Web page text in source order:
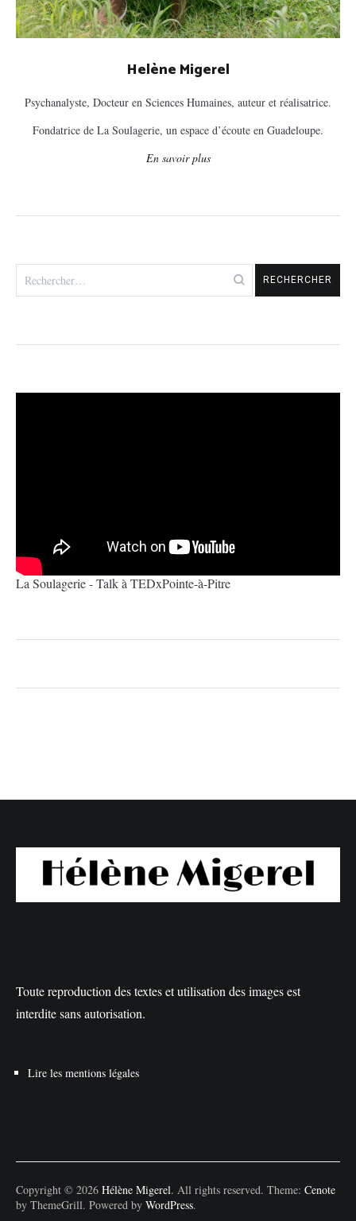
Helène Migerel
Psychanalyste, Docteur en Sciences Humaines, auteur et réalisatrice.
Fondatrice de La Soulagerie, un espace d’écoute en Guadeloupe.
En savoir plus
La Soulagerie - Talk à TEDxPointe-à-Pitre
Toute reproduction des textes et utilisation des images est
interdite sans autorisation.
Lire les mentions légales
Copyright © 2026 Hélène Migerel. All rights reserved. Theme: Cenote
by ThemeGrill. Powered by WordPress.